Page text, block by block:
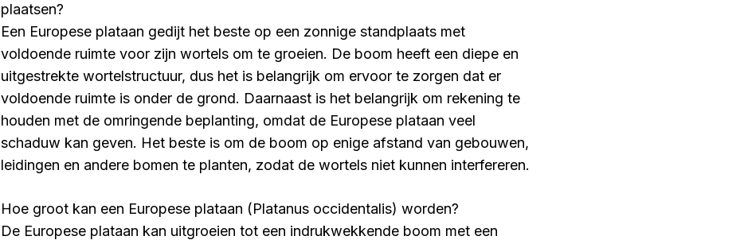
plaatsen?
Een Europese plataan gedijt het beste op een zonnige standplaats met
voldoende ruimte voor zijn wortels om te groeien. De boom heeft een diepe en
uitgestrekte wortelstructuur, dus het is belangrijk om ervoor te zorgen dat er
voldoende ruimte is onder de grond. Daarnaast is het belangrijk om rekening te
houden met de omringende beplanting, omdat de Europese plataan veel
schaduw kan geven. Het beste is om de boom op enige afstand van gebouwen,
leidingen en andere bomen te planten, zodat de wortels niet kunnen interfereren.
Hoe groot kan een Europese plataan (Platanus occidentalis) worden?
De Europese plataan kan uitgroeien tot een indrukwekkende boom met een